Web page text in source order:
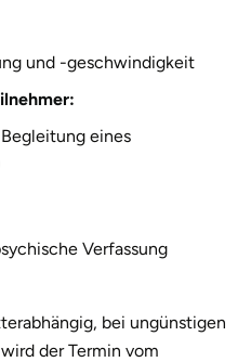
und -geschwindigkeit
eines
Verfassung
bei ungünstigen
der Termin vom